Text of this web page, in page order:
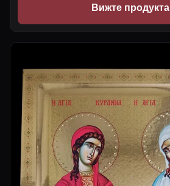
Вижте продукта